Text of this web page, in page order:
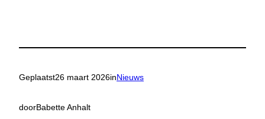
Geplaatst26 maart 2026inNieuws
doorBabette Anhalt